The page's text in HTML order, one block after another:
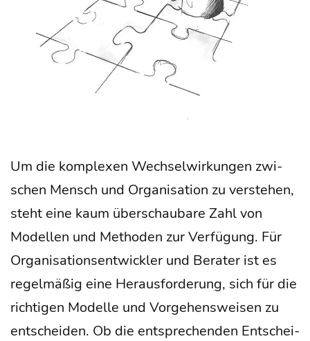
Um die kom­ple­xen Wech­sel­wir­kun­gen zwi­
schen Mensch und Orga­ni­sa­ti­on zu ver­ste­hen,
steht eine kaum über­schau­ba­re Zahl von
Model­len und Metho­den zur Ver­fü­gung. Für
Orga­ni­sa­ti­ons­ent­wick­ler und Bera­ter ist es
regel­mä­ßig eine Her­aus­for­de­rung, sich für die
rich­ti­gen Model­le und Vor­ge­hens­wei­sen zu
ent­schei­den. Ob die ent­spre­chen­den Ent­schei­